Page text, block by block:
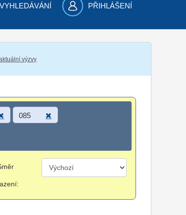
VYHLEDÁVÁNÍ PŘIHLÁŠENÍ
výzvy
085